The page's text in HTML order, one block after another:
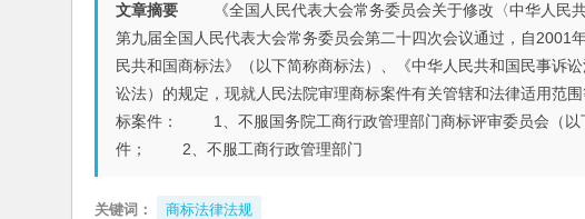
文章摘要 《全国人民代表大会常务委员会关于修改〈中华人民
第九届全国人民代表大会常务委员会第二十四次会议通过，自2001
民共和国商标法》（以下简称商标法）、《中华人民共和国民事诉
讼法）的规定，现就人民法院审理商标案件有关管辖和法律适用
标案件： 1、不服国务院工商行政管理部门商标评审委员会（以
件； 2、不服工商行政管理部门
关键词： 商标法律法规